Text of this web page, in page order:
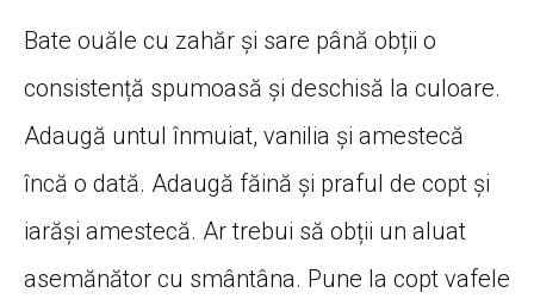
Bate ouăle cu zahăr și sare până obții o
consistență spumoasă și deschisă la culoare.
Adaugă untul înmuiat, vanilia și amestecă
încă o dată. Adaugă făină și praful de copt și
iarăși amestecă. Ar trebui să obții un aluat
asemănător cu smântâna. Pune la copt vafele